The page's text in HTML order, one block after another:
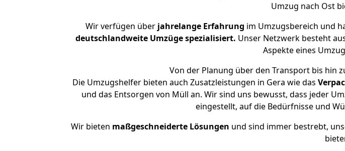
Umzug nach Ost
Wir verfügen überjahrelange Erfahrung im Umzugsbereich und
deutschlandweite Umzüge spezialisiert. Unser Netzwerk besteht
Aspekte eines
Von der Planung über den Transport bis hin
Die Umzugshelfer bieten auch Zusatzleistungen in Gera wie das
und das Entsorgen von Müll an. Wir sind uns bewusst, dass jeder
eingestellt, auf die Bedürfnisse und
Wir bieten maßgeschneiderte Lösungen und sind immer bestrebt,